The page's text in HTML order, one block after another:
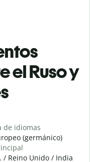
el Ruso y
de idiomas
(germánico)
/ Reino Unido / India